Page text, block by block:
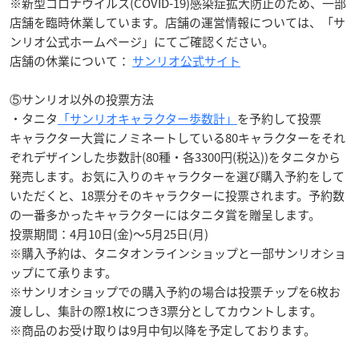
店舗を臨時休業しています。店舗の運営情報については、「サ
ンリオ公式ホームページ」にてご確認ください。
店舗の休業について： サンリオ公式サイト
⑤サンリオ以外の投票方法
・タニタ 「サンリオキャラクター歩数計」 を予約して投票
キャラクター大賞にノミネートしている80キャラクターをそれ
ぞれデザインした歩数計(80種・各3300円(税込))をタニタから
発売します。お気に入りのキャラクターを選び購入予約をして
いただくと、18票分そのキャラクターに投票されます。予約数
の一番多かったキャラクターにはタニタ賞を贈呈します。
投票期間：4月10日(金)〜5月25日(月)
※購入予約は、タニタオンラインショップと一部サンリオショ
ップにて承ります。
※サンリオショップでの購入予約の場合は投票チップを6枚お
渡しし、集計の際1枚につき3票分としてカウントします。
※商品のお受け取りは9月中旬以降を予定しております。